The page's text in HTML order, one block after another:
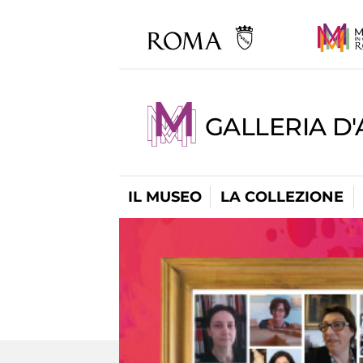
GALLERIA
IL MUSEO LA COLLEZIONE